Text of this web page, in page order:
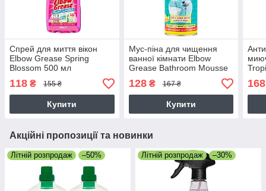
Спрей для миття вікон
Elbow Grease Spring
Blossom 500 мл
118 ₴ 155 ₴
Купити
Мус-піна для чищення
ванної кімнати Elbow
Grease Bathroom Mousse
128₴ 167 ₴
Купити
168
Акційні пропозиції та новинки
Літній розпродаж –50% Літній розпродаж –30%